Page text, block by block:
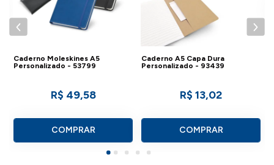
Medidas, peso e cores podem variar devido à
produção por diferentes fabricantes do mesmo
Caso deseje conhecer outros modelos desse
Caderno Moleskines A5
Personalizado - 53799
R$ 49,58
COMPRAR
Caderno A5 Capa Dura
Personalizado - 93439
R$ 13,02
COMPRAR